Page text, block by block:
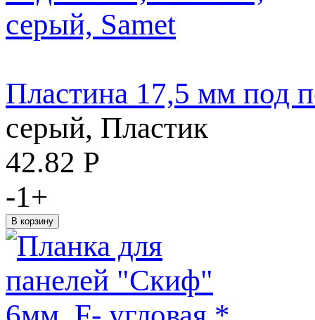
Пластина 17,5 мм под
серый, Пластик
42.82 Р
-1+